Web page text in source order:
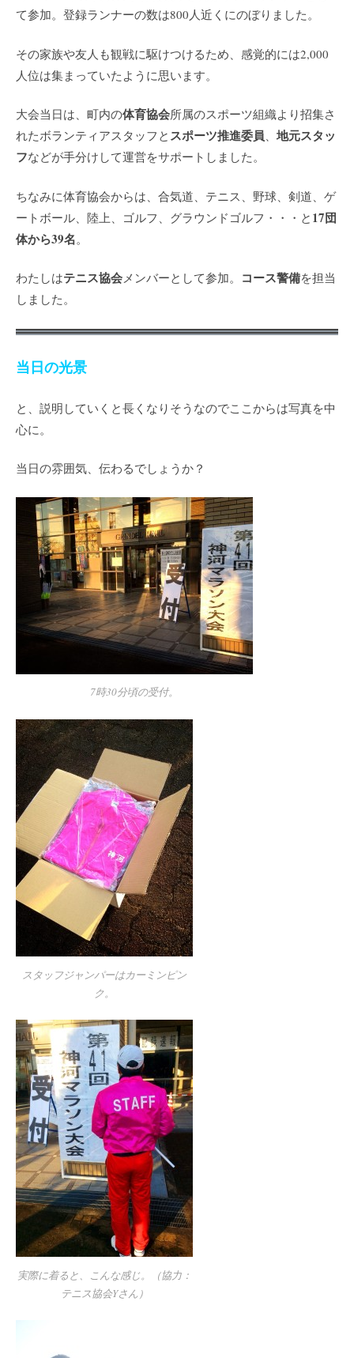
て参加。登録ランナーの数は800人近くにのぼりました。
その家族や友人も観戦に駆けつけるため、感覚的には2,000
人位は集まっていたように思います。
大会当日は、町内の体育協会所属のスポーツ組織より招集さ
れたボランティアスタッフと スポーツ推進委員、 地元スタッ
フなどが手分けして運営をサポートしました。
ちなみに体育協会からは、合気道、テニス、野球、剣道、ゲ
ートボール、陸上、ゴルフ、グラウンドゴルフ・・・と 17団
体から39名。
わたしはテニス協会メンバーとして参加。 コース警備を担当
しました。
当日の光景
と、説明していくと長くなりそうなのでここからは写真を中
心に。
当日の雰囲気、伝わるでしょうか？
7時30分頃の受付。
スタッフジャンパーはカーミンピン
ク。
実際に着ると、こんな感じ。（協力：
テニス協会Yさん）